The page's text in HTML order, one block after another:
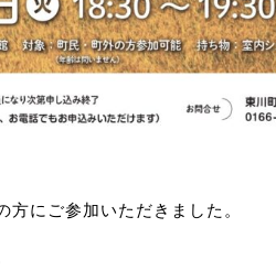
方にご参加いただきました。